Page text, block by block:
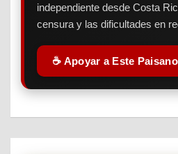
independiente desde Costa
censura y las dificultades en
☕ Apoyar a Este Paisano